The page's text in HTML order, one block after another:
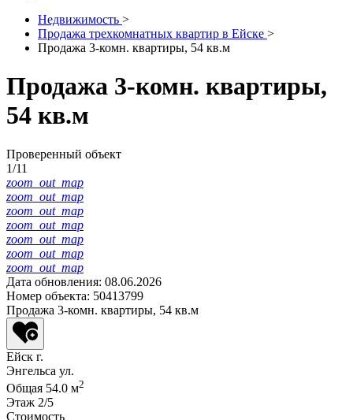
Недвижимость >
Продажа трехкомнатных квартир в Ейске >
Продажа 3-комн. квартиры, 54 кв.м
Продажа 3-комн. квартиры,
54 кв.м
Проверенный объект
1/11
zoom_out_map
zoom_out_map
zoom_out_map
zoom_out_map
zoom_out_map
zoom_out_map
zoom_out_map
Дата обновления: 08.06.2026
Номер объекта: 50413799
Продажа 3-комн. квартиры, 54 кв.м
Ейск г.
Энгельса ул.
Общая 54.0 м2
Этаж 2/5
Стоимость